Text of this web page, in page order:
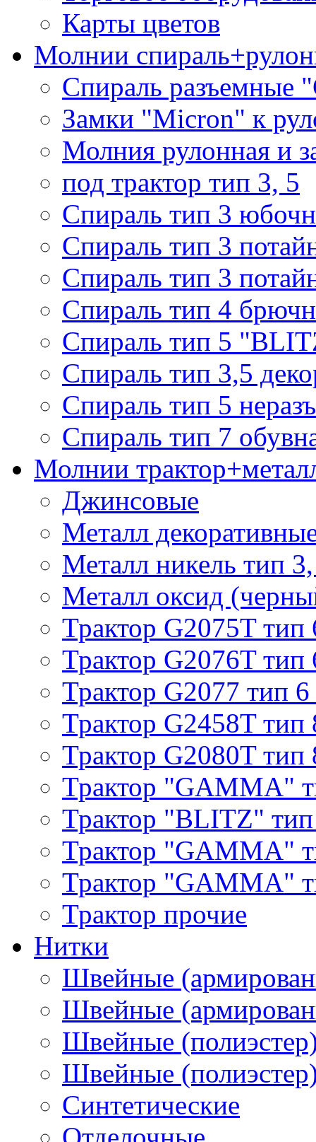
Карты цветов
Молнии
Спираль разъемные
Замки "Micron" к
Молния рулонная и
под трактор тип 3, 5
Спираль тип 3
Спираль тип 3
Спираль тип 3
Спираль тип 4
Спираль тип 5
Спираль тип 3,5
Спираль тип 5
Спираль тип 7
Молнии
Джинсовые
Металл
Металл никель тип
Металл оксид
Трактор G2075T тип
Трактор G2076T тип
Трактор G2077 тип 6
Трактор G2458T тип
Трактор G2080T тип
Трактор "GAMMA"
Трактор "BLITZ"
Трактор "GAMMA"
Трактор "GAMMA"
Трактор прочие
Нитки
Швейные
Швейные
Швейные
Швейные
Синтетические